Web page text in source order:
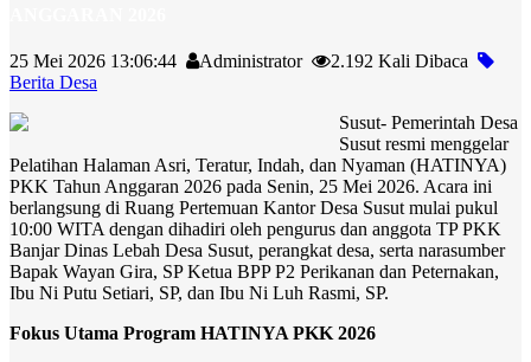
25 Mei 2026 13:06:44 Administrator
2.192 Kali Dibaca
Berita Desa
Susut- Pemerintah Desa
Susut resmi menggelar
Pelatihan Halaman Asri, Teratur, Indah, dan Nyaman (HATINYA)
PKK Tahun Anggaran 2026 pada Senin, 25 Mei 2026. Acara ini
berlangsung di Ruang Pertemuan Kantor Desa Susut mulai pukul
10:00 WITA dengan dihadiri oleh pengurus dan anggota TP PKK
Banjar Dinas Lebah Desa Susut, perangkat desa, serta narasumber
Bapak Wayan Gira, SP Ketua BPP P2 Perikanan dan Peternakan,
Ibu Ni Putu Setiari, SP, dan Ibu Ni Luh Rasmi, SP.
Fokus Utama Program HATINYA PKK 2026